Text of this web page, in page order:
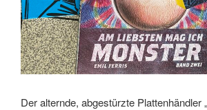
Der alternde, abgestürzte Plattenhändler „